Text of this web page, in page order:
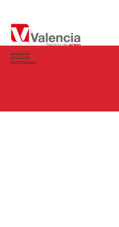
+56 2 2816 1022
+56 2 2816 1021
ventas@valenciasa.cl